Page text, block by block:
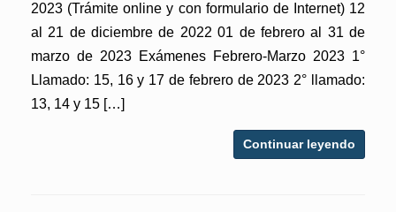
2023 (Trámite online y con formulario de Internet) 12
al 21 de diciembre de 2022 01 de febrero al 31 de
marzo de 2023 Exámenes Febrero-Marzo 2023 1°
Llamado: 15, 16 y 17 de febrero de 2023 2° llamado:
13, 14 y 15 […]
Continuar leyendo